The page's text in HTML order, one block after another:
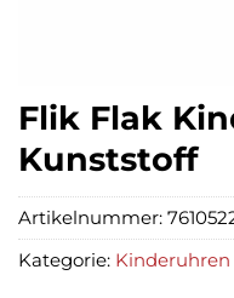
Flik Flak
Kunststoff
Artikelnummer:
Kategorie: Kinderuhren